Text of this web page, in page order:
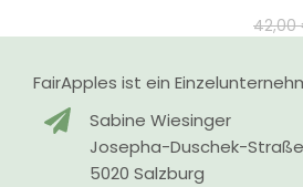
42,00
FairApples ist ein
Sabine Wiesinger
Josepha-Duschek-Straße
5020 Salzburg